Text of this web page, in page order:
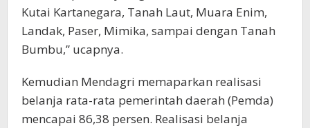
Kutai Kartanegara, Tanah Laut, Muara Enim,
Landak, Paser, Mimika, sampai dengan Tanah
Bumbu,” ucapnya.
Kemudian Mendagri memaparkan realisasi
belanja rata-rata pemerintah daerah (Pemda)
mencapai 86,38 persen. Realisasi belanja